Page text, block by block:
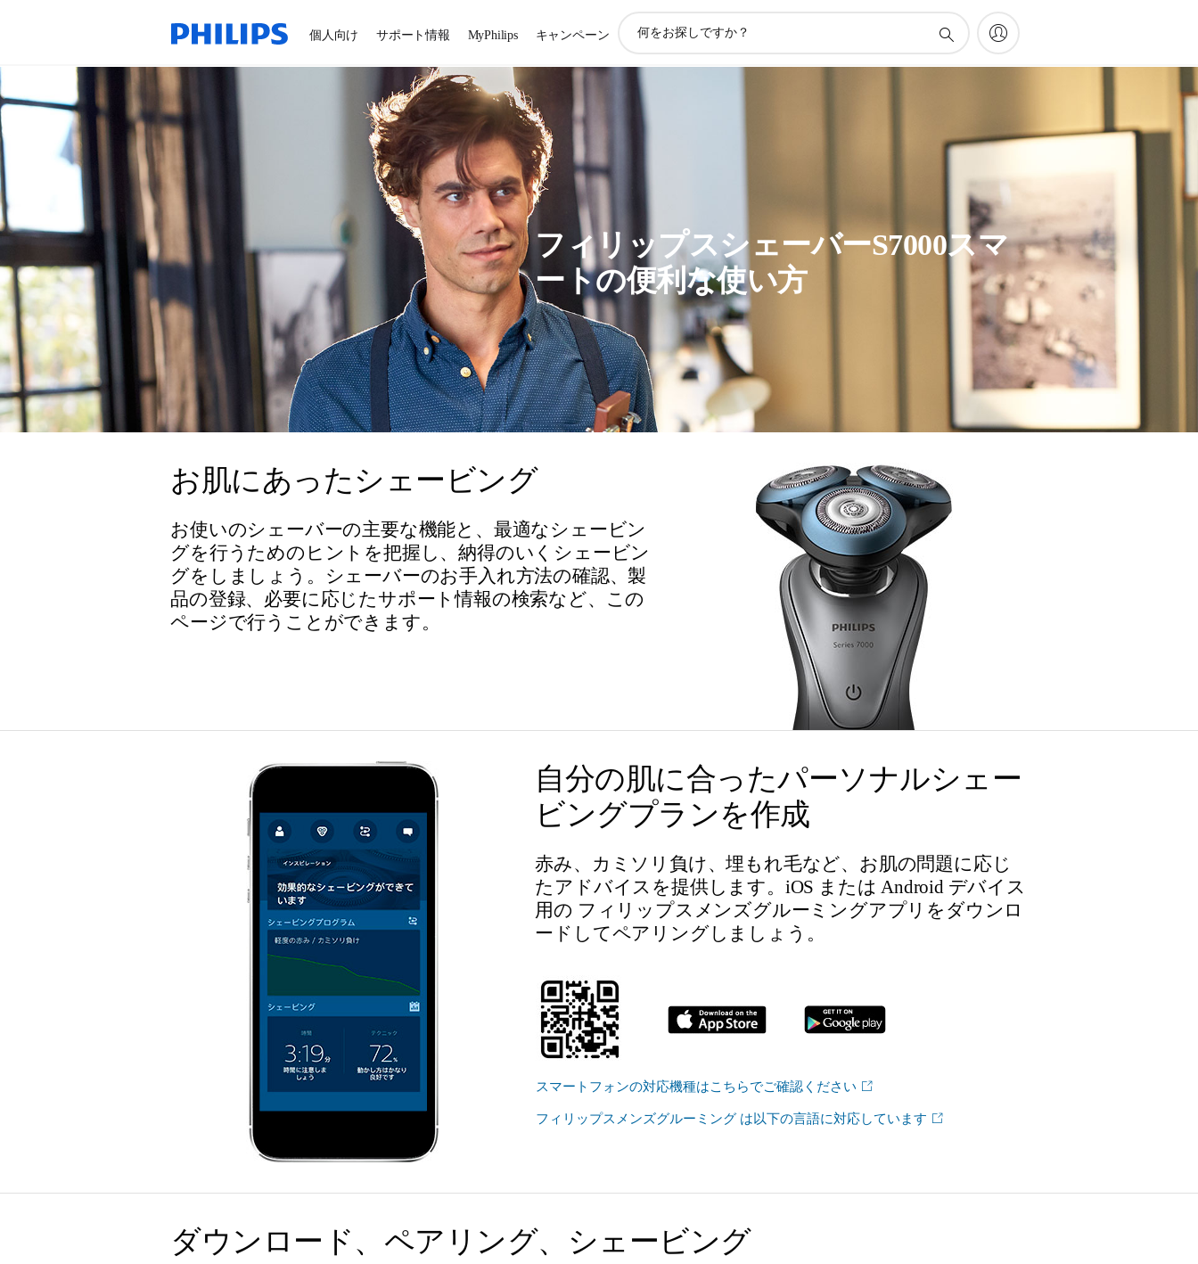
個人向け サポート情報 MyPhilips キャンペーン
フィリップスシェーバーS7000スマ
ートの便利な使い方
お肌にあったシェービング
お使いのシェーバーの主要な機能と、最適なシェービン
グを行うためのヒントを把握し、納得のいくシェービン
グをしましょう。シェーバーのお手入れ方法の確認、製
品の登録、必要に応じたサポート情報の検索など、この
ページで行うことができます。
自分の肌に合ったパーソナルシェー
ビングプランを作成
赤み、カミソリ負け、埋もれ毛など、お肌の問題に応じ
たアドバイスを提供します。iOS または Android デバイス
用の フィリップスメンズグルーミングアプリをダウンロ
ードしてペアリングしましょう。
スマートフォンの対応機種はこちらでご確認ください
フィリップスメンズグルーミング は以下の言語に対応しています
ダウンロード、ペアリング、シェービング